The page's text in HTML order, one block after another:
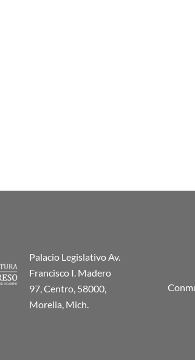
Palacio Legislativo Av.
Francisco I. Madero
97, Centro, 58000,
Morelia, Mich.